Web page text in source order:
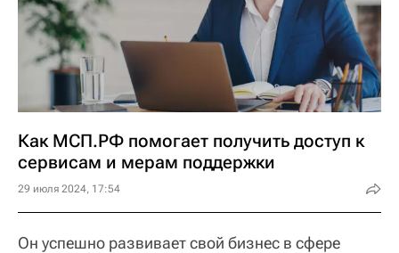
Как МСП.РФ помогает получить доступ к
сервисам и мерам поддержки
29 июля 2024, 17:54
Он успешно развивает свой бизнес в сфере